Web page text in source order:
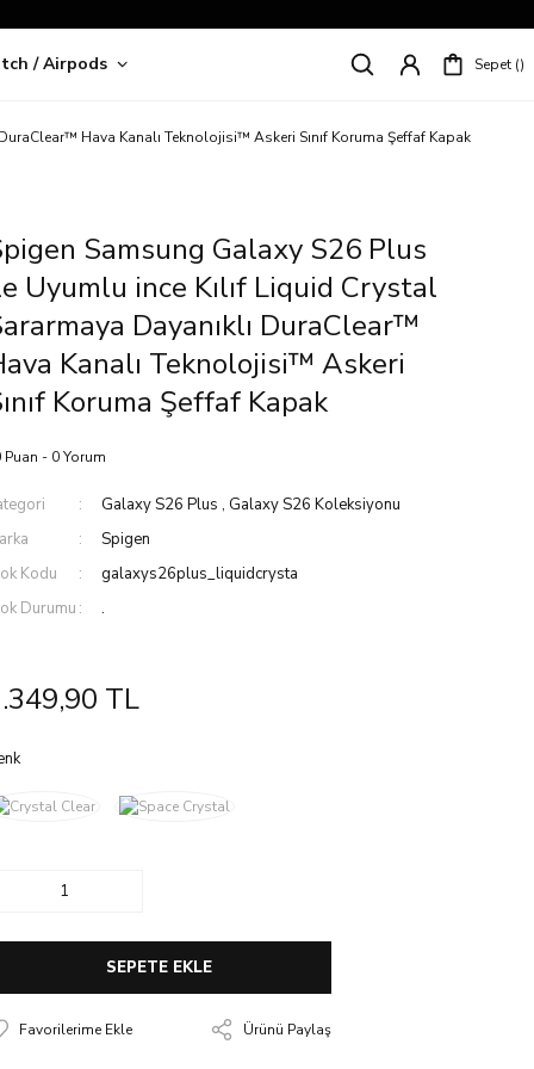
/ Airpods Sepet
Hava Kanalı Teknolojisi™ Askeri Sınıf Koruma Şeffaf Kapak
Samsung Galaxy S26 Plus
Uyumlu ince Kılıf Liquid Crystal
Dayanıklı DuraClear™
Kanalı Teknolojisi™ Askeri
Koruma Şeffaf Kapak
Puan - 0 Yorum
Galaxy S26 Plus , Galaxy S26 Koleksiyonu
Spigen
Kodu
galaxys26plus_liquidcrysta
Durumu
.
TL
SEPETE EKLE
Ürünü Paylaş